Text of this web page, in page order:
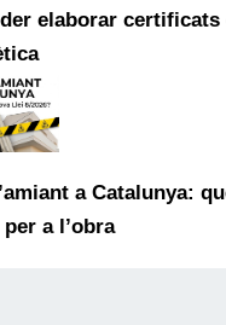
elaborar certificats
a Catalunya:
per a l’obra